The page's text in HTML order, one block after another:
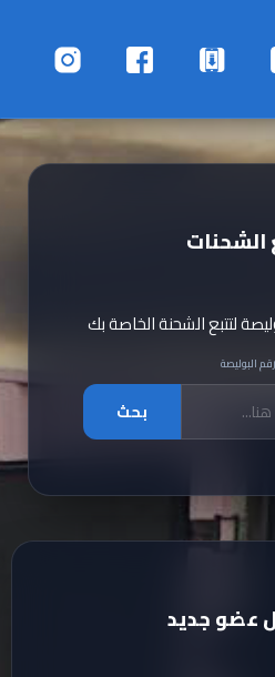
الشحنات
لتتبع الشحنة الخاصة بك
رقم البوليصة
بحث
عضو جديد